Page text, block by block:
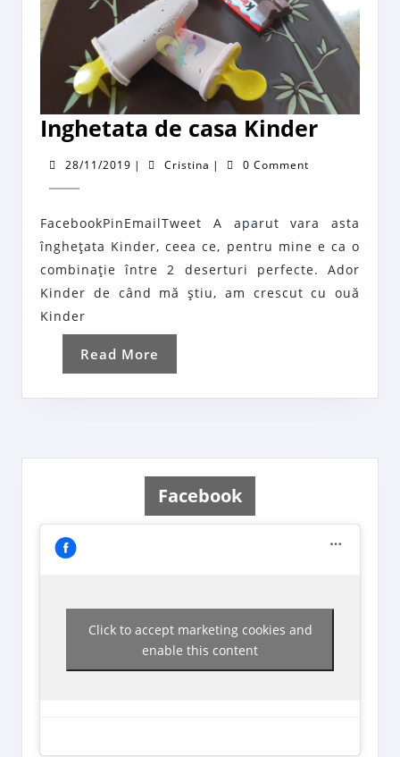
Inghetata de casa Kinder
28/11/2019 28/11/2019
| Cristina Cristina
| 0 Comment
FacebookPinEmailTweet A aparut vara asta
îngheţata Kinder, ceea ce, pentru mine e ca o
combinaţie între 2 deserturi perfecte. Ador
Kinder de când mă ştiu, am crescut cu ouă
Kinder
Read More
More
Facebook
Click to accept marketing cookies and
enable this content